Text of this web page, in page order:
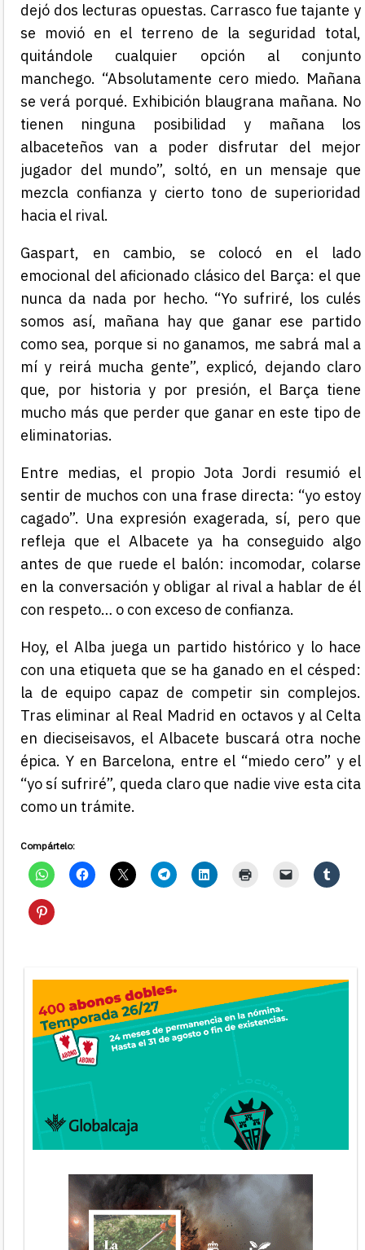
dejó dos lecturas opuestas. Carrasco fue tajante y
se movió en el terreno de la seguridad total,
quitándole cualquier opción al conjunto
manchego. “Absolutamente cero miedo. Mañana
se verá porqué. Exhibición blaugrana mañana. No
tienen ninguna posibilidad y mañana los
albaceteños van a poder disfrutar del mejor
jugador del mundo”, soltó, en un mensaje que
mezcla confianza y cierto tono de superioridad
hacia el rival.
Gaspart, en cambio, se colocó en el lado
emocional del aficionado clásico del Barça: el que
nunca da nada por hecho. “Yo sufriré, los culés
somos así, mañana hay que ganar ese partido
como sea, porque si no ganamos, me sabrá mal a
mí y reirá mucha gente”, explicó, dejando claro
que, por historia y por presión, el Barça tiene
mucho más que perder que ganar en este tipo de
eliminatorias.
Entre medias, el propio Jota Jordi resumió el
sentir de muchos con una frase directa: “yo estoy
cagado”. Una expresión exagerada, sí, pero que
refleja que el Albacete ya ha conseguido algo
antes de que ruede el balón: incomodar, colarse
en la conversación y obligar al rival a hablar de él
con respeto… o con exceso de confianza.
Hoy, el Alba juega un partido histórico y lo hace
con una etiqueta que se ha ganado en el césped:
la de equipo capaz de competir sin complejos.
Tras eliminar al Real Madrid en octavos y al Celta
en dieciseisavos, el Albacete buscará otra noche
épica. Y en Barcelona, entre el “miedo cero” y el
“yo sí sufriré”, queda claro que nadie vive esta cita
como un trámite.
Compártelo: